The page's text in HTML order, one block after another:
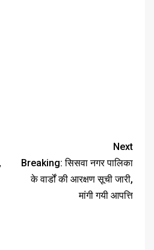
Next
Breaking: सिसवा नगर पालिका
के वार्डों की आरक्षण सूची जारी,
मांगी गयी आपत्ति